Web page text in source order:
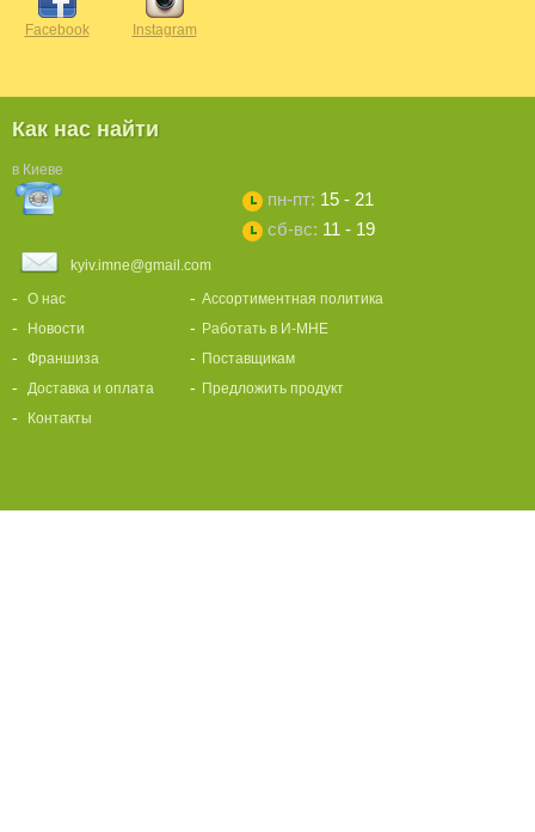
Facebook Instagram
Как нас найти
в Киеве
пн-пт: 15 - 21
сб-вс: 11 - 19
kyiv.imne@gmail.com
О нас
Новости
Франшиза
Доставка и оплата
Контакты
Ассортиментная политика
Работать в И-МНЕ
Поставщикам
Предложить продукт